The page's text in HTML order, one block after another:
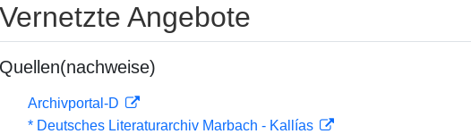
Vernetzte Angebote
Quellen(nachweise)
Archivportal-D
* Deutsches Literaturarchiv Marbach - Kallías